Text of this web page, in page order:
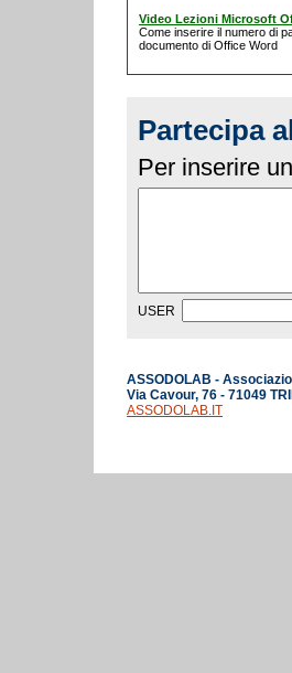
Video Lezioni Microsoft
Come inserire il numero di
documento di Office Word
Partecipa
Per inserire
USER
ASSODOLAB -
Via Cavour, 76 - 71049
ASSODOLAB.IT